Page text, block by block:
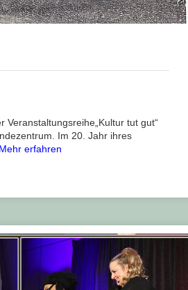
tut gut“
Im 20. Jahr ihres
Mehr erfahren